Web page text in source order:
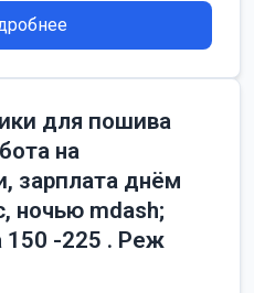
для пошива
на
зарплата днём
ночью mdash;
150 -225 . Реж